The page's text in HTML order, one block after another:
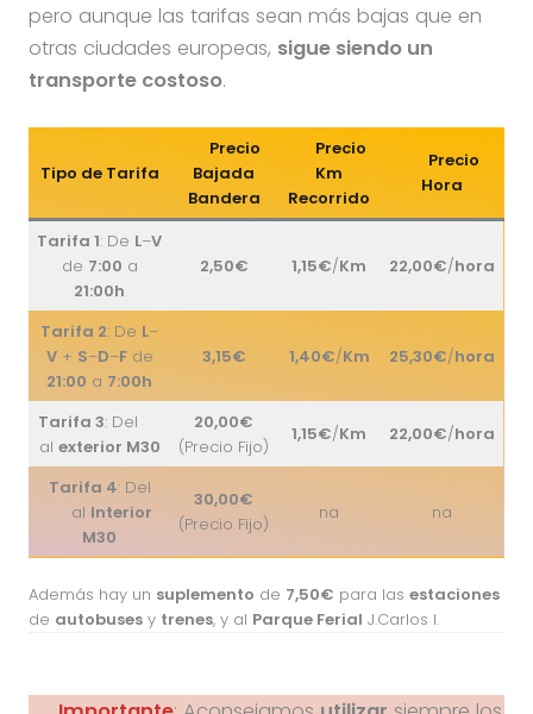
pero aunque las tarifas sean más bajas que en
otras ciudades europeas, sigue siendo un
transporte costoso.
Tipo de Tarifa
Precio
Bajada
Bandera
Precio
Km
Recorrido
Precio
Hora
Tarifa 1: De L–V
de 7:00 a
21:00h
2,50€ 1,15€/Km 22,00€/hora
Tarifa 2: De L–
V+ S–D–Fde
21:00 a 7:00h
3,15€ 1,40€/Km 25,30€/hora
Tarifa 3: Del
al exterior M30
20,00€
(Precio Fijo)
1,15€/Km 22,00€/hora
Tarifa 4: Del
al Interior
M30
30,00€
(Precio Fijo)
na na
Además hay un suplemento de 7,50€ para las estaciones
de autobusesy trenes, y al Parque Ferial J.Carlos I.